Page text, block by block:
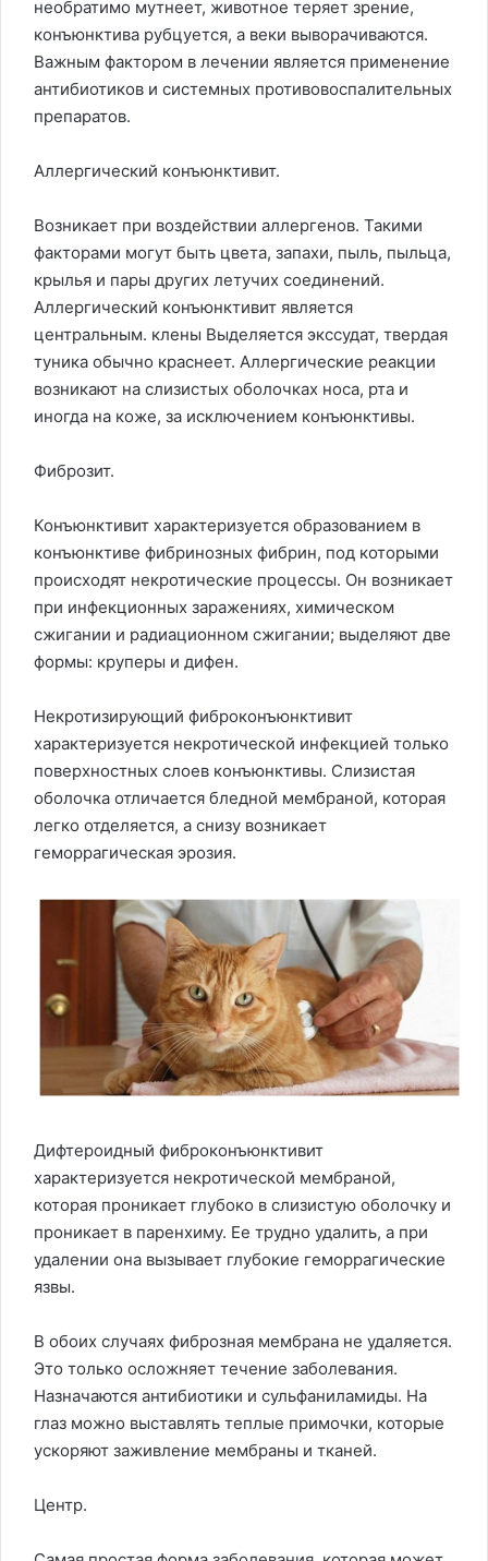
необратимо мутнеет, животное теряет зрение,
конъюнктива рубцуется, а веки выворачиваются.
Важным фактором в лечении является применение
антибиотиков и системных противовоспалительных
препаратов.
Аллергический конъюнктивит.
Возникает при воздействии аллергенов. Такими
факторами могут быть цвета, запахи, пыль, пыльца,
крылья и пары других летучих соединений.
Аллергический конъюнктивит является
центральным. клены Выделяется экссудат, твердая
туника обычно краснеет. Аллергические реакции
возникают на слизистых оболочках носа, рта и
иногда на коже, за исключением конъюнктивы.
Фиброзит.
Конъюнктивит характеризуется образованием в
конъюнктиве фибринозных фибрин, под которыми
происходят некротические процессы. Он возникает
при инфекционных заражениях, химическом
сжигании и радиационном сжигании; выделяют две
формы: круперы и дифен.
Некротизирующий фиброконъюнктивит
характеризуется некротической инфекцией только
поверхностных слоев конъюнктивы. Слизистая
оболочка отличается бледной мембраной, которая
легко отделяется, а снизу возникает
геморрагическая эрозия.
Дифтероидный фиброконъюнктивит
характеризуется некротической мембраной,
которая проникает глубоко в слизистую оболочку и
проникает в паренхиму. Ее трудно удалить, а при
удалении она вызывает глубокие геморрагические
язвы.
В обоих случаях фиброзная мембрана не удаляется.
Это только осложняет течение заболевания.
Назначаются антибиотики и сульфаниламиды. На
глаз можно выставлять теплые примочки, которые
ускоряют заживление мембраны и тканей.
Центр.